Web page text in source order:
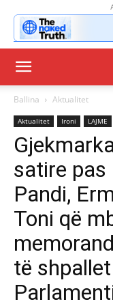
Ballina Aktualitet
Aktualitet Ironi LAJME
satire pas
Pandi,
Toni që
të